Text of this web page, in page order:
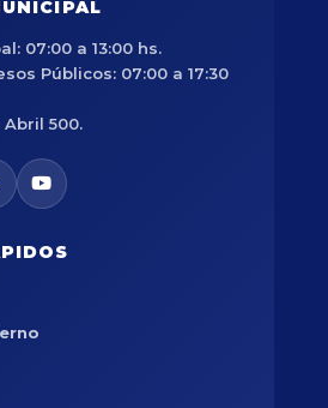
07:00 a 13:00 hs.
Públicos: 07:00 a 17:30
Abril 500.